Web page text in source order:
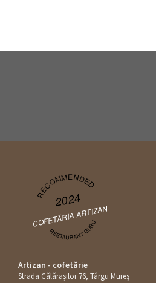
RECOMMENDED
2024
COFETĂRIA ARTIZAN
RESTAURANT GURU
Artizan - cofetărie
Strada Călăraşilor 76, Târgu Mureș